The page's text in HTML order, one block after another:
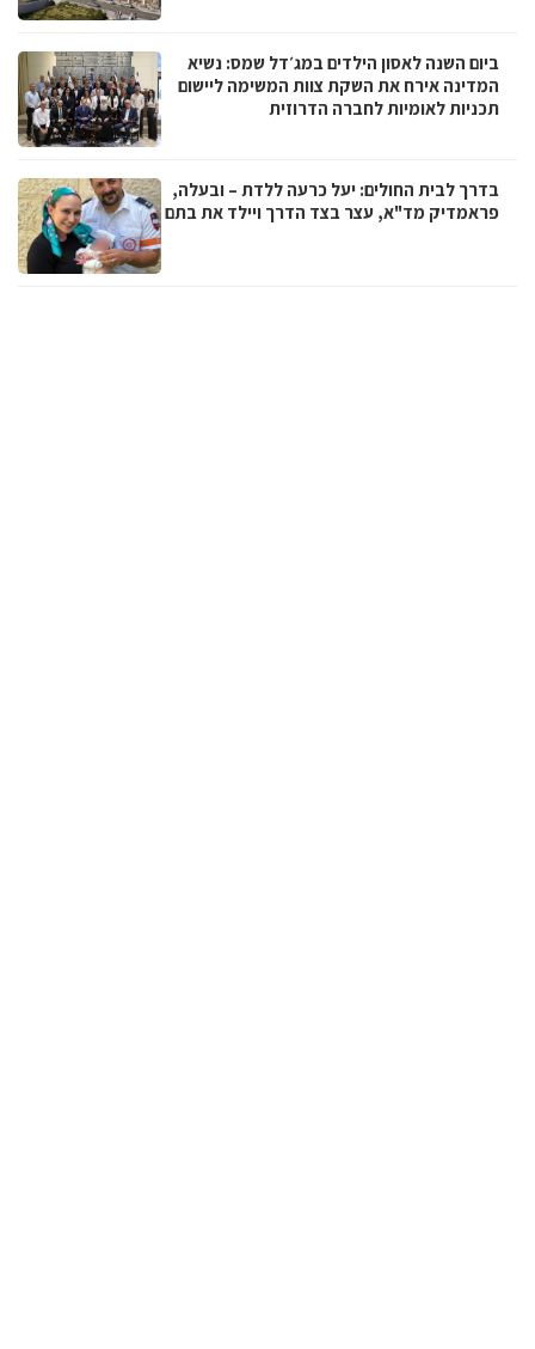
ביום השנה לאסון הילדים במג׳דל שמס: נשיא
המדינה אירח את השקת צוות המשימה ליישום
תכניות לאומיות לחברה הדרוזית
בדרך לבית החולים: יעל כרעה ללדת – ובעלה,
פראמדיק מד"א, עצר בצד הדרך ויילד את בתם